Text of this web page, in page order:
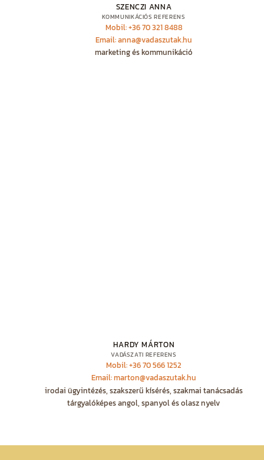
SZENCZI ANNA
KOMMUNIKÁCIÓS REFERENS
Mobil: +36 70 321 8488
Email: anna@vadaszutak.hu
marketing és kommunikáció
HARDY MÁRTON
VADÁSZATI REFERENS
Mobil: +36 70 566 1252
Email: marton@vadaszutak.hu
irodai ügyintézés, szakszerű kísérés, szakmai tanácsadás
tárgyalóképes angol, spanyol és olasz nyelv